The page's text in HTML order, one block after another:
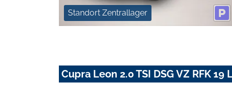
Standort Zentrallager
Cupra Leon 2.0 TSI DSG VZ RFK 19